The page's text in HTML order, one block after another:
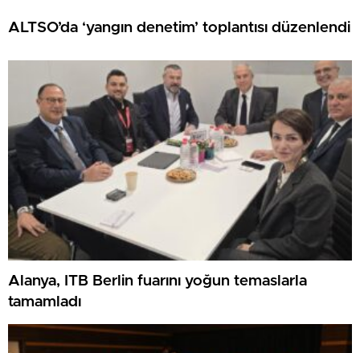
ALTSO’da ‘yangın denetim’ toplantısı düzenlendi
Alanya, ITB Berlin fuarını yoğun temaslarla
tamamladı